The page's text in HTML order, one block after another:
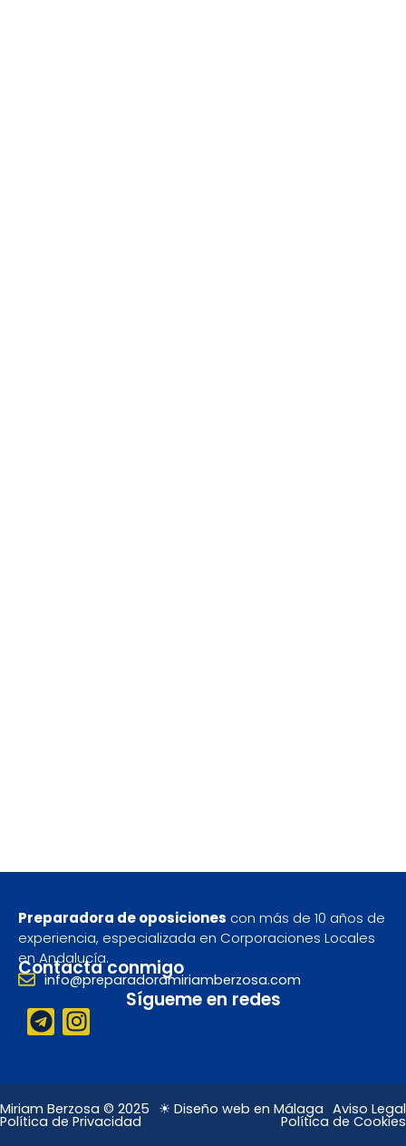
Preparadora de oposiciones con más de 10 años de
experiencia, especializada en Corporaciones Locales
en Andalucía.
Contacta conmigo
info@preparadoramiriamberzosa.com
Sígueme en redes
T
e
e
g
r
I
n
t
a
g
Miriam Berzosa © 2025 ☀ Diseño web en Málaga Aviso Legal
Política de Privacidad Política de Cookies